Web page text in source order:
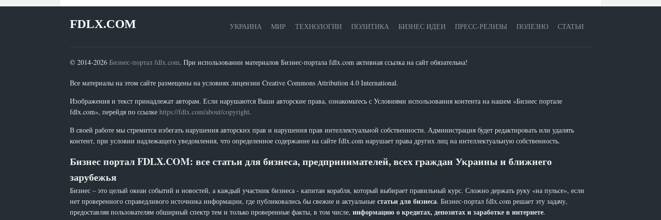
УКРАИНА МИР ТЕХНОЛОГИИ ПОЛИТИКА БИЗНЕС ИДЕИ ПРЕСС-РЕЛИЗЫ ПОЛЕЗНО СТАТЬИ
FDLX.COM
© 2014-2026 Бизнес-портал fdlx.com. При использовании материалов Бизнес-портала fdlx.com активная ссылка на сайт обязательна!
Все материалы на этом сайте размещены на условиях лицензии Creative Commons Attribution 4.0 International.
Изображения и текст принадлежат авторам. Если нарушаются Ваши авторские права, ознакомьтесь с Условиями использования контента на нашем «Бизнес портале
fdlx.com», перейдя по ссылке https://fdlx.com/about/copyright.
В своей работе мы стремится избегать нарушения авторских прав и нарушения прав интеллектуальной собственности. Администрация будет редактировать или удалять
контент, при условии надлежащего уведомления, что определенное содержание на сайте fdlx.com нарушает права других лиц на интеллектуальную собственность.
Бизнес портал FDLX.COM: все статьи для бизнеса, предпринимателей, всех граждан Украины и ближнего
зарубежья
Бизнес – это целый океан событий и новостей, а каждый участник бизнеса - капитан корабля, который выбирает правильный курс. Сложно держать руку «на пульсе», если
нет проверенного справедливого источника информации, где публиковались бы свежие и актуальные статьи для бизнеса. Бизнес-портал fdlx.com решает эту задачу,
предоставляя пользователям обширный спектр тем и только проверенные факты, в том числе, информацию о кредитах, депозитах и заработке в интернете.